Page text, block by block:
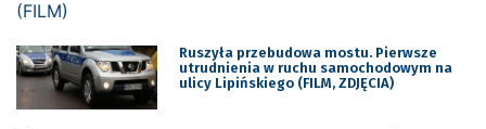
Ruszyła przebudowa mostu. Pierwsze
utrudnienia w ruchu samochodowym na
ulicy Lipińskiego (FILM, ZDJĘCIA)